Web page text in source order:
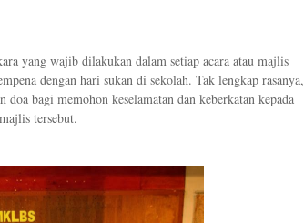
yang wajib dilakukan dalam setiap acara atau majlis
dengan hari sukan di sekolah. Tak lengkap rasanya,
bagi memohon keselamatan dan keberkatan kepada
tersebut.